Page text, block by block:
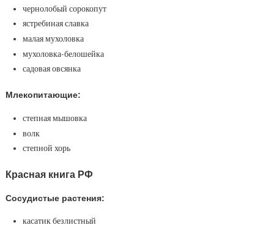
чернолобый сорокопут
ястребиная славка
малая мухоловка
мухоловка-белошейка
садовая овсянка
Млекопитающие:
степная мышовка
волк
степной хорь
Красная книга РФ
Сосудистые растения:
касатик безлистный